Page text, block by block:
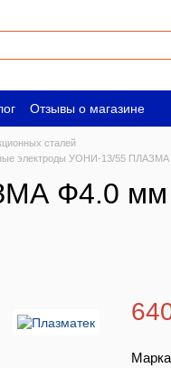
Отзывы о магазине
сталей
электроды УОНИ-13/55 ПЛАЗМА
Ф4.0 мм